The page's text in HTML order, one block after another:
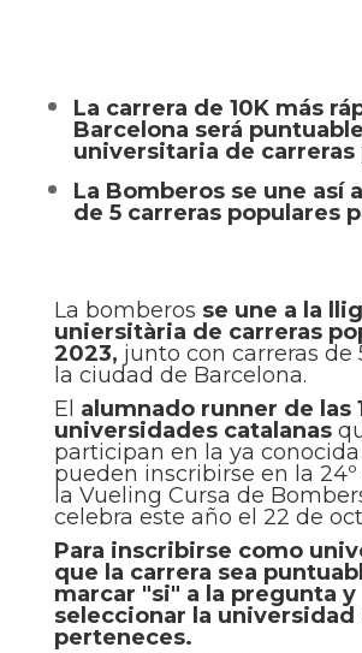
La carrera de 10K más
Barcelona será
universitaria de carreras
La Bomberos se une así
de 5 carreras populares
La bomberos se une a la
uniersitària de carreras
2023, junto con carreras de
la ciudad de Barcelona.
El alumnado runner de las
universidades catalanas
participan en la ya
pueden inscribirse en la
la Vueling Cursa de
celebra este año el 22 de
Para inscribirse como
que la carrera sea
marcar "si" a la pregunta y
seleccionar la universidad
perteneces.